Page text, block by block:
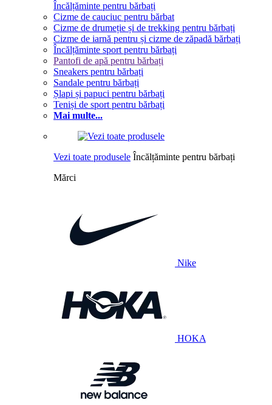
Încălțăminte pentru bărbați
Cizme de cauciuc pentru bărbat
Cizme de drumeție și de trekking pentru bărbați
Cizme de iarnă pentru și cizme de zăpadă bărbați
Încălțăminte sport pentru bărbați
Pantofi de apă pentru bărbați
Sneakers pentru bărbați
Sandale pentru bărbați
Șlapi și papuci pentru bărbați
Teniși de sport pentru bărbați
Mai multe...
Vezi toate produsele Încălțăminte pentru bărbați
Mărci
Nike
HOKA